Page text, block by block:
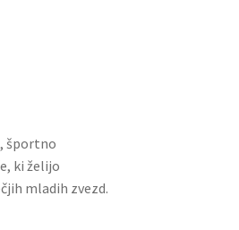
športno
ki želijo
mladih zvezd.